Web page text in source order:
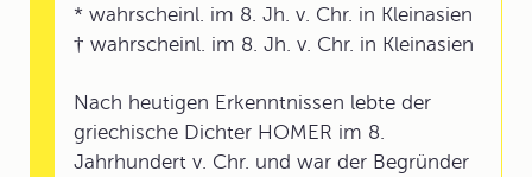
* wahrscheinl. im 8. Jh. v. Chr. in Kleinasien
† wahrscheinl. im 8. Jh. v. Chr. in Kleinasien
Nach heutigen Erkenntnissen lebte der
griechische Dichter HOMER im 8.
Jahrhundert v. Chr. und war der Begründer